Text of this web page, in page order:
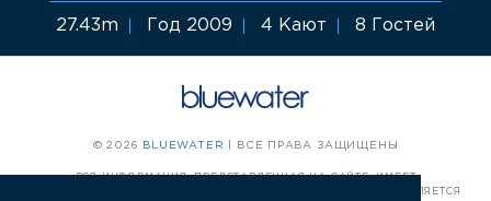
27.43m Год 2009 4 Кают 8 Гостей
© 2026 BLUEWATER | ВСЕ ПРАВА ЗАЩИЩЕНЫ
ВСЯ ИНФОРМАЦИЯ, ПРЕДСТАВЛЕННАЯ НА САЙТЕ, ИМЕЕТ
ИНФОРМАЦИОННЫЙ ХАРАКТЕР И ПУБЛИЧНОЙ ОФЕРТОЙ НЕ ЯВЛЯЕТСЯ